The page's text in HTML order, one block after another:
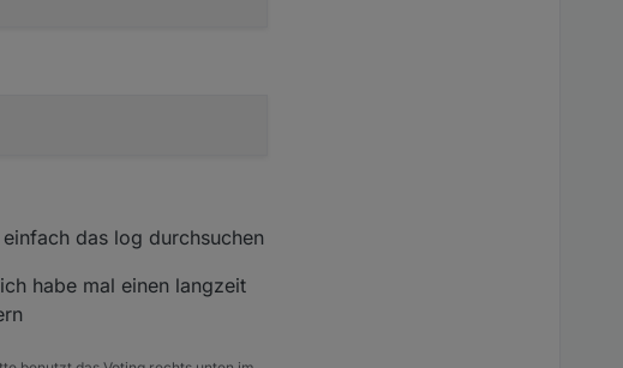
das log durchsuchen
habe mal einen langzeit